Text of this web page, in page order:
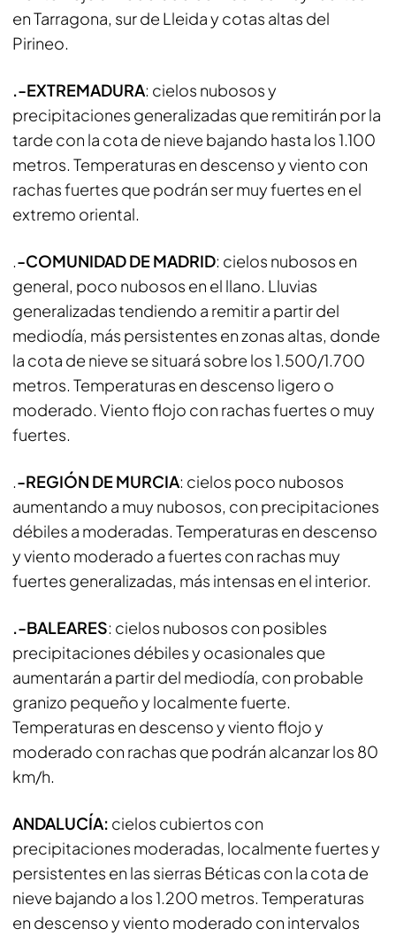
en Tarragona, sur de Lleida y cotas altas del
Pirineo.
.-EXTREMADURA: cielos nubosos y
precipitaciones generalizadas que remitirán por la
tarde con la cota de nieve bajando hasta los 1.100
metros. Temperaturas en descenso y viento con
rachas fuertes que podrán ser muy fuertes en el
extremo oriental.
.-COMUNIDAD DE MADRID: cielos nubosos en
general, poco nubosos en el llano. Lluvias
generalizadas tendiendo a remitir a partir del
mediodía, más persistentes en zonas altas, donde
la cota de nieve se situará sobre los 1.500/1.700
metros. Temperaturas en descenso ligero o
moderado. Viento flojo con rachas fuertes o muy
fuertes.
.-REGIÓN DE MURCIA: cielos poco nubosos
aumentando a muy nubosos, con precipitaciones
débiles a moderadas. Temperaturas en descenso
y viento moderado a fuertes con rachas muy
fuertes generalizadas, más intensas en el interior.
.-BALEARES: cielos nubosos con posibles
precipitaciones débiles y ocasionales que
aumentarán a partir del mediodía, con probable
granizo pequeño y localmente fuerte.
Temperaturas en descenso y viento flojo y
moderado con rachas que podrán alcanzar los 80
km/h.
ANDALUCÍA: cielos cubiertos con
precipitaciones moderadas, localmente fuertes y
persistentes en las sierras Béticas con la cota de
nieve bajando a los 1.200 metros. Temperaturas
en descenso y viento moderado con intervalos